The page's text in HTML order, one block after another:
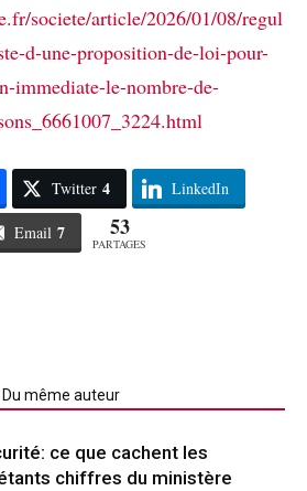
societe/article/2026/01/08/regul
d-une-proposition-de-loi-pour-
immediate-le-nombre-de-
Twitter 4 LinkedIn
Email 7 53
PARTAGES
Du même auteur
ce que cachent les
chiffres du ministère